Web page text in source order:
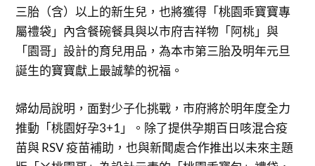
三胎（含）以上的新生兒，也將獲得「桃園乖寶寶專
屬禮袋」內含餐碗餐具與以市府吉祥物「阿桃」與
「園哥」設計的育兒用品，為本市第三胎及明年元旦
誕生的寶寶獻上最誠摯的祝福。
婦幼局說明，面對少子化挑戰，市府將於明年度全力
推動「桃園好孕3+1」。除了提供孕期百日咳混合疫
苗與 RSV 疫苗補助，也與新聞處合作推出以未來主題